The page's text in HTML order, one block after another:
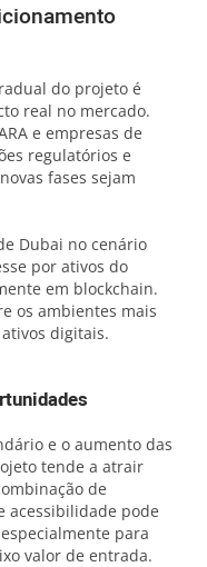
do projeto é
real no mercado.
e empresas de
regulatórios e
fases sejam
Dubai no cenário
por ativos do
em blockchain.
os ambientes mais
digitais.
e o aumento das
tende a atrair
de
acessibilidade pode
para
valor de entrada.